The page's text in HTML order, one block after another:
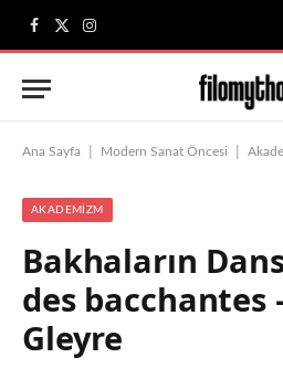
Facebook
X
(Twitter)
Instagram
Ana Sayfa Modern Sanat Öncesi
AKADEMIZM
Bakhaların
des
Gleyre